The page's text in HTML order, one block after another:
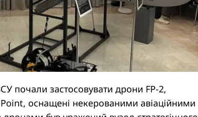
почали застосовувати дрони FP-2,
оснащені некерованими авіаційними